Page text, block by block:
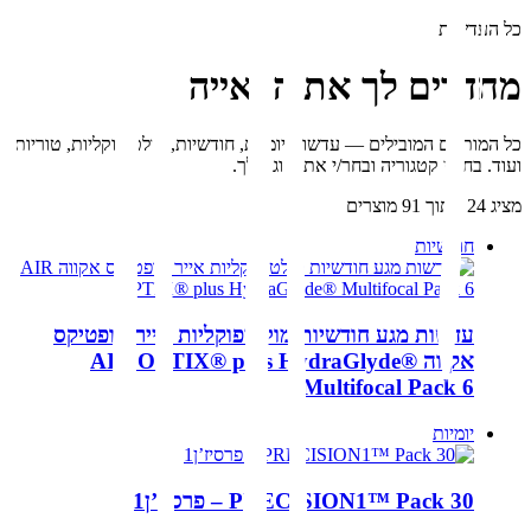
כל העדשות
מחדדים לך את הראייה
כל המותגים המובילים — עדשות יומיות, חודשיות, מולטיפוקליות, טוריות
ועוד. בחר/י קטגוריה ובחר/י את הזוג שלך.
מציג 24 מתוך 91 מוצרים
חודשיות
עדשות מגע חודשיות מולטיפוקליות אייר אופטיקס
אקווה AIR OPTIX® plus HydraGlyde®
Multifocal Pack 6
יומיות
PRECISION1™ Pack 30 – פרסיז’ן1